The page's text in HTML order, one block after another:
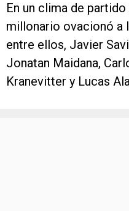
En un clima de
millonario ovacionó a
entre ellos, Javier
Jonatan Maidana,
Kranevitter y Lucas